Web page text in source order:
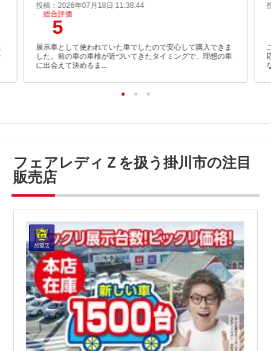
投稿：2026年07月18日 11:38:44
総合評価
5
展示車として使われていた車でしたので安心して購入できま
した。前の車の車検が近づいてきたタイミングで、理想の車
に出会えて決めるま...
フェアレディＺを扱う掛川市の注目
販売店